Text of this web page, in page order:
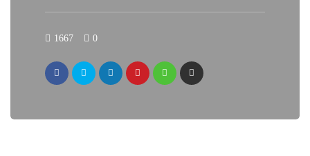
1667 0